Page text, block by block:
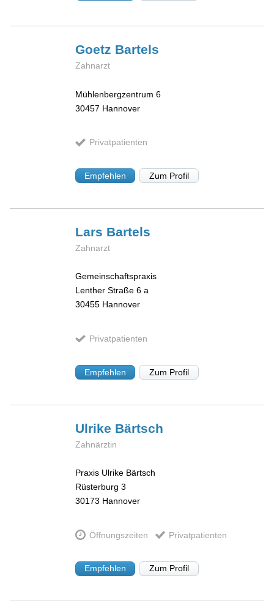
Goetz Bartels
Zahnarzt
Mühlenbergzentrum 6
30457 Hannover
Privatpatienten
Empfehlen Zum Profil
Lars Bartels
Zahnarzt
Gemeinschaftspraxis
Lenther Straße 6 a
30455 Hannover
Privatpatienten
Empfehlen Zum Profil
Ulrike Bärtsch
Zahnärztin
Praxis Ulrike Bärtsch
Rüsterburg 3
30173 Hannover
Öffnungszeiten Privatpatienten
Empfehlen Zum Profil